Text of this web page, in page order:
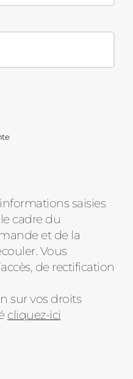
saisies
cadre du
et de la
Vous
de rectification
sur vos droits
cliquez-ici